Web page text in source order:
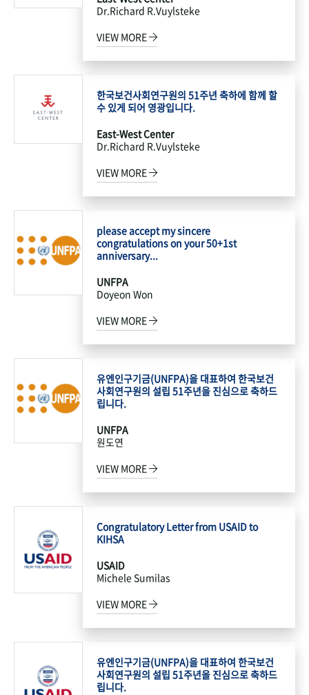
Dr.Richard R.Vuylsteke
VIEW MORE
한국보건사회연구원의 51주년 축하에 함께 할
수 있게 되어 영광입니다.
East-West Center
Dr.Richard R.Vuylsteke
VIEW MORE
please accept my sincere
congratulations on your 50+1st
anniversary...
UNFPA
Doyeon Won
VIEW MORE
유엔인구기금(UNFPA)을 대표하여 한국보건
사회연구원의 설립 51주년을 진심으로 축하드
립니다.
UNFPA
원도연
VIEW MORE
Congratulatory Letter from USAID to
KIHSA
USAID
Michele Sumilas
VIEW MORE
유엔인구기금(UNFPA)을 대표하여 한국보건
사회연구원의 설립 51주년을 진심으로 축하드
립니다.